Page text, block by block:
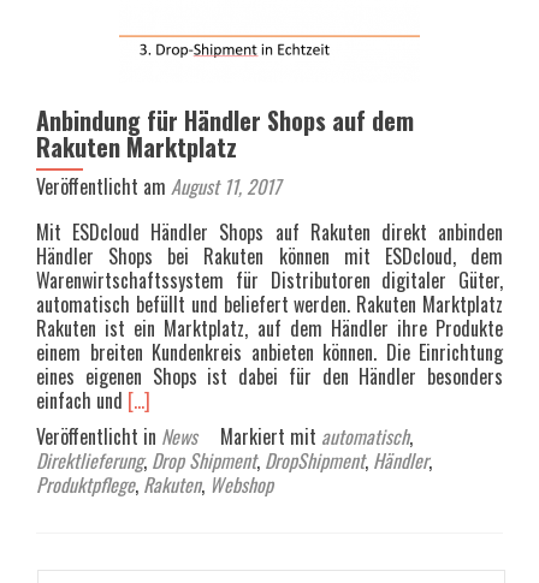
Anbindung für Händler Shops auf dem
Rakuten Marktplatz
Veröffentlicht am August 11, 2017
Mit ESDcloud Händler Shops auf Rakuten direkt anbinden
Händler Shops bei Rakuten können mit ESDcloud, dem
Warenwirtschaftssystem für Distributoren digitaler Güter,
automatisch befüllt und beliefert werden. Rakuten Marktplatz
Rakuten ist ein Marktplatz, auf dem Händler ihre Produkte
einem breiten Kundenkreis anbieten können. Die Einrichtung
eines eigenen Shops ist dabei für den Händler besonders
einfach und Read
more
about
Anbindung
für
auf
[…]
Veröffentlicht in News Markiert mit automatisch,
Direktlieferung, Drop Shipment, DropShipment, Händler,
Produktpflege, Rakuten, Webshop